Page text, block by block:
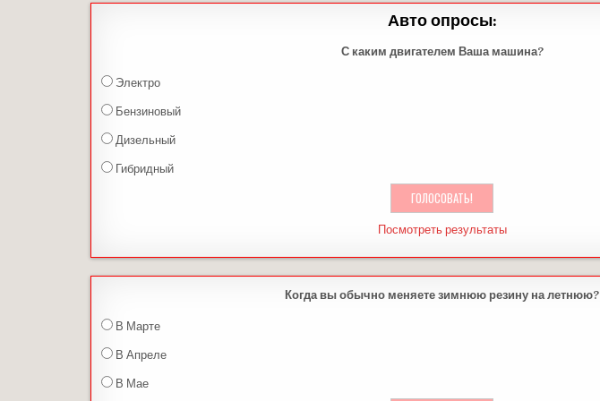
Авто опросы:
С каким двигателем Ваша машина?
Электро
Бензиновый
Дизельный
Гибридный
Посмотреть результаты
Когда вы обычно меняете зимнюю резину на летнюю?
В Марте
В Апреле
В Мае